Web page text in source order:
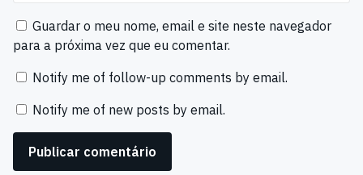
Guardar o meu nome, email e site neste navegador
para a próxima vez que eu comentar.
Notify me of follow-up comments by email.
Notify me of new posts by email.